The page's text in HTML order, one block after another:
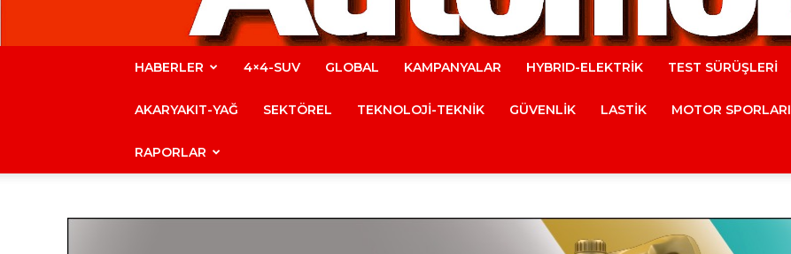
Automobile
Magazine
HABERLER 4×4-SUV GLOBAL KAMPANYALAR HYBRID-ELEKTRİK TEST SÜRÜŞLERİ
AKARYAKIT-YAĞ SEKTÖREL TEKNOLOJİ-TEKNİK GÜVENLİK LASTİK MOTOR SPORLARI
RAPORLAR